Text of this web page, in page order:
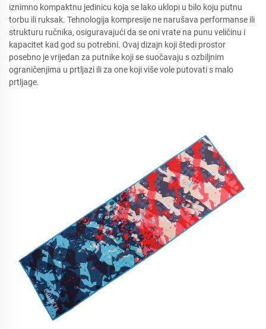
iznimno kompaktnu jedinicu koja se lako uklopi u bilo koju putnu
torbu ili ruksak. Tehnologija kompresije ne narušava performanse ili
strukturu ručnika, osiguravajući da se oni vrate na punu veličinu i
kapacitet kad god su potrebni. Ovaj dizajn koji štedi prostor
posebno je vrijedan za putnike koji se suočavaju s ozbiljnim
ograničenjima u prtljazi ili za one koji više vole putovati s malo
prtljage.